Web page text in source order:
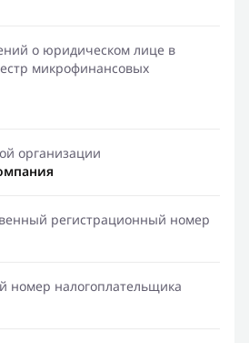
о юридическом лице в
микрофинансовых
организации
регистрационный номер
номер налогоплательщика